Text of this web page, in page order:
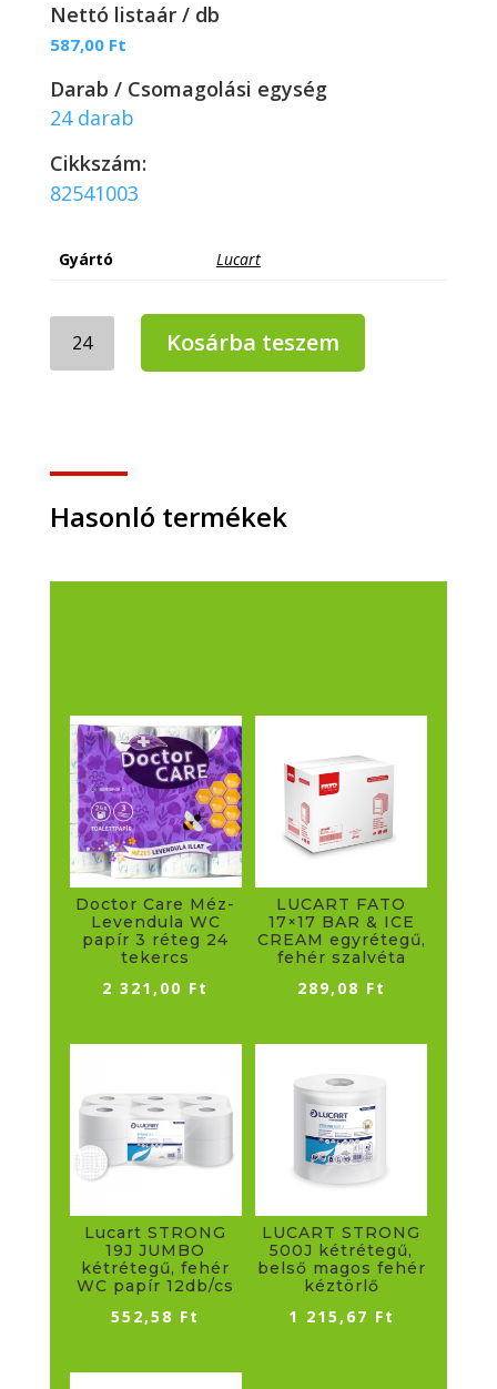
Nettó listaár / db
587,00 Ft
Darab / Csomagolási egység
24 darab
Cikkszám:
82541003
Gyártó Lucart
FATO
kétrétegű
hajtással
24x24cm
mennyiség
Kosárba teszem
Hasonló termékek
Doctor Care Méz-
Levendula WC
papír 3 réteg 24
tekercs
2 321,00 Ft
LUCART FATO
17×17 BAR & ICE
CREAM egyrétegű,
fehér szalvéta
289,08 Ft
Lucart STRONG
19J JUMBO
kétrétegű, fehér
WC papír 12db/cs
552,58 Ft
LUCART STRONG
500J kétrétegű,
belső magos fehér
kéztörlő
1 215,67 Ft